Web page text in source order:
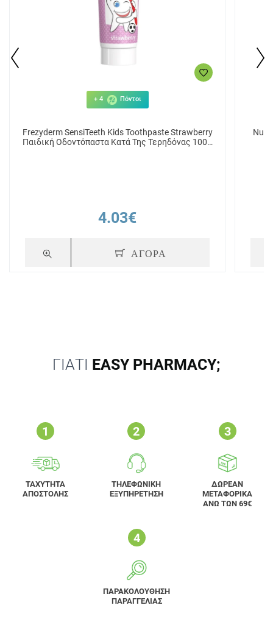
+ 4 Πόντοι
Frezyderm SensiTeeth Kids Toothpaste Strawberry
Παιδική Οδοντόπαστα Κατά Της Τερηδόνας 1000
4.03€
ΑΓΟΡΑ
ΓΙΑΤΙ EASY PHARMACY;
ΤΑΧΥΤΗΤΑ
ΑΠΟΣΤΟΛΗΣ
ΤΗΛΕΦΩΝΙΚΗ
ΕΞΥΠΗΡΕΤΗΣΗ
ΔΩΡΕΑΝ
ΜΕΤΑΦΟΡΙΚΑ
ΑΝΩ ΤΩΝ 69€
ΠΑΡΑΚΟΛΟΥΘΗΣΗ
ΠΑΡΑΓΓΕΛΙΑΣ